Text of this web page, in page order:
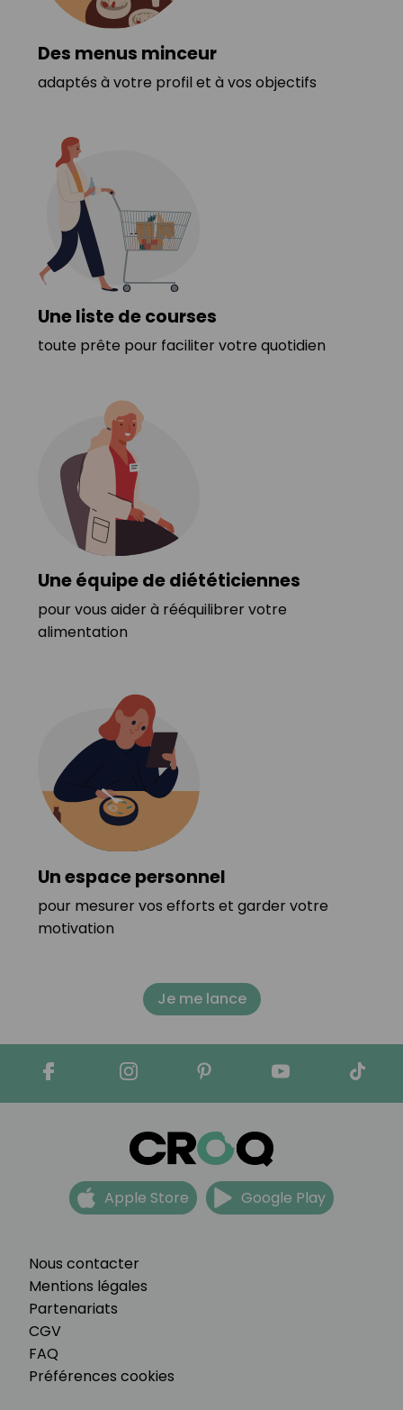
Des menus minceur
adaptés à votre profil et à vos objectifs
Une liste de courses
toute prête pour faciliter votre quotidien
Une équipe de diététiciennes
pour vous aider à rééquilibrer votre
alimentation
Un espace personnel
pour mesurer vos efforts et garder votre
motivation
Je me lance
Nous contacter
Mentions légales
Partenariats
CGV
FAQ
Préférences cookies
Apple Store Google Play